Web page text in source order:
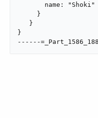
       name: "Shoki"
     }
   }
}
------